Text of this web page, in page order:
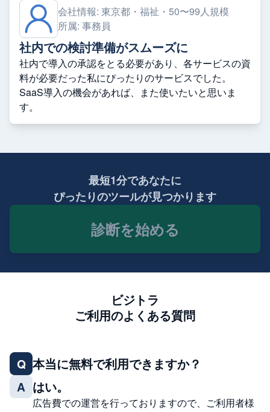
会社情報: 東京都・福祉・50〜99人規模
所属: 事務員
社内での検討準備がスムーズに
社内で導入の承認をとる必要があり、各サービスの資
料が必要だった私にぴったりのサービスでした。
SaaS導入の機会があれば、また使いたいと思いま
す。
最短1分であなたに
ぴったりのツールが見つかります
診断を始める
ビジトラ
ご利用のよくある質問
Q 本当に無料で利用できますか？
A はい。
広告費での運営を行っておりますので、ご利用者様